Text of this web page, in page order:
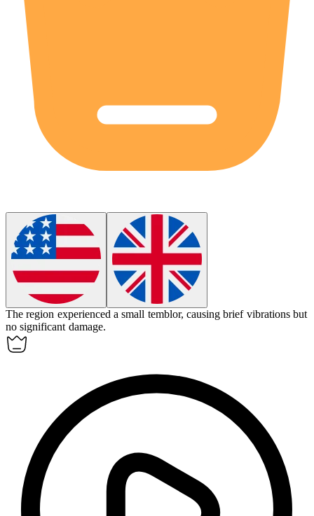
The region experienced a small temblor, causing brief vibrations but
no significant damage.